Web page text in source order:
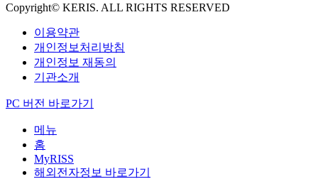
Copyright© KERIS. ALL RIGHTS RESERVED
이용약관
개인정보처리방침
개인정보 재동의
기관소개
PC 버전 바로가기
메뉴
홈
MyRISS
해외전자정보 바로가기